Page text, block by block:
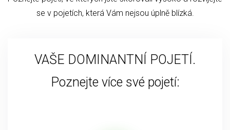
se v pojetích, která Vám nejsou úplně blízká.
VAŠE DOMINANTNÍ POJETÍ.
Poznejte více své pojetí: